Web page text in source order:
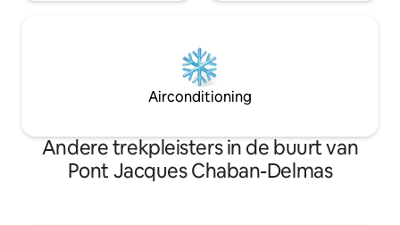
Airconditioning
Andere trekpleisters in de buurt van
Pont Jacques Chaban-Delmas